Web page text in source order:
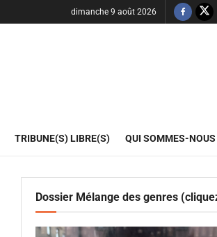
dimanche 9 août 2026
TRIBUNE(S) LIBRE(S) QUI SOMMES-NOUS
Dossier Mélange des genres